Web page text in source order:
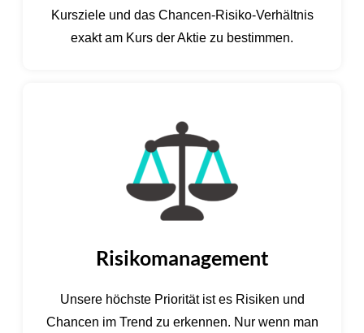
Kursziele und das Chancen-Risiko-Verhältnis
exakt am Kurs der Aktie zu bestimmen.
Risikomanagement
Unsere höchste Priorität ist es Risiken und
Chancen im Trend zu erkennen. Nur wenn man